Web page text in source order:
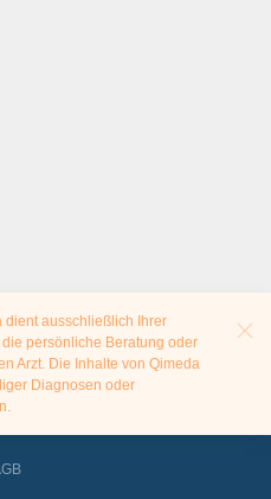
dient ausschließlich Ihrer
persönliche Beratung oder
Arzt. Die Inhalte von Qimeda
Diagnosen oder